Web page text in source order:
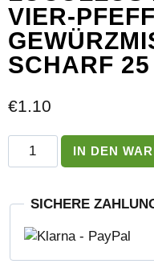
VIER-
SCHARF 25
€1.10
Lucullus
BBQ
Vier-
Gewürzmischung,
scharf
IN DEN
SICHERE